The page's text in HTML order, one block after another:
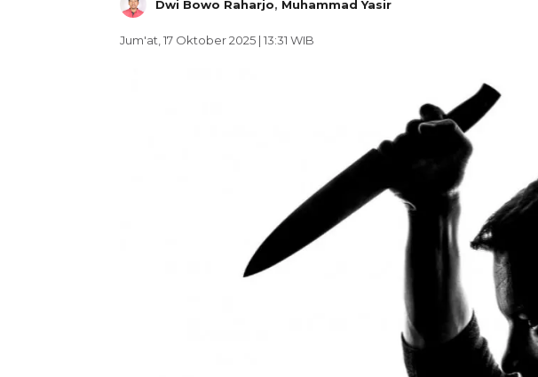
Dwi Bowo Raharjo, Muhammad Yasir
Jum'at, 17 Oktober 2025 | 13:31 WIB